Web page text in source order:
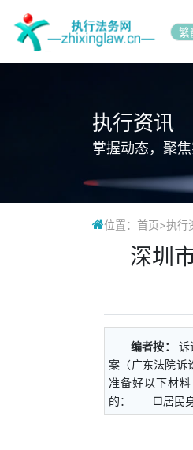
繁
执行资讯
掌握动态，聚
位置： 首页>执行
深圳
编者按：
案（广东法院
准备好以下
的： □居民身